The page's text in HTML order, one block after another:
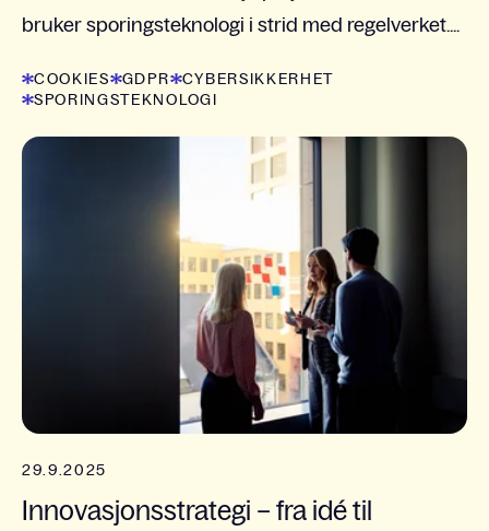
bruker sporingsteknologi i strid med regelverket....
COOKIES GDPR
CYBERSIKKERHET
SPORINGSTEKNOLOGI
29.9.2025
Innovasjonsstrategi – fra idé til